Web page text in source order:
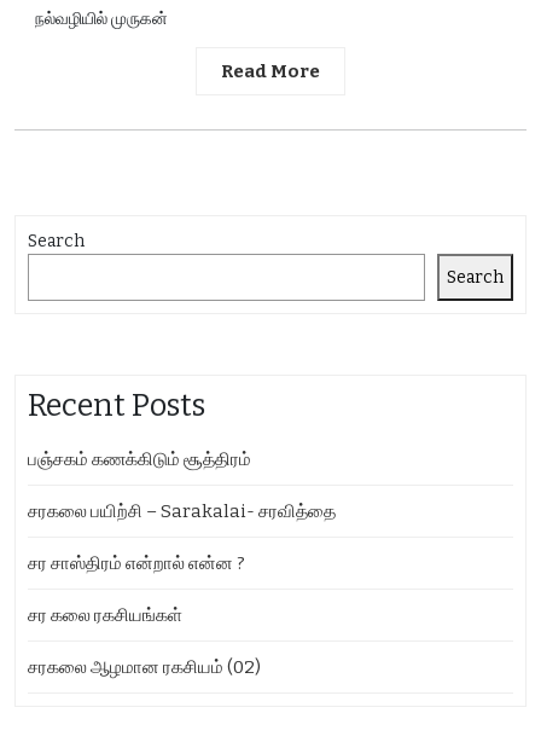
நல்வழியில் முருகன்
Read More
Search
Search
Recent Posts
பஞ்சகம் கணக்கிடும் சூத்திரம்
சரகலை பயிற்சி – Sarakalai- சரவித்தை
சர சாஸ்திரம் என்றால் என்ன ?
சர கலை ரகசியங்கள்
சரகலை ஆழமான ரகசியம் (02)